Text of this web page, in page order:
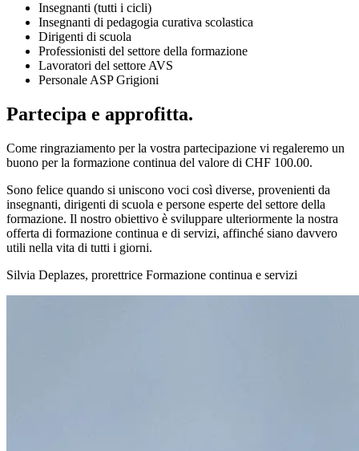
Insegnanti (tutti i cicli)
Insegnanti di pedagogia curativa scolastica
Dirigenti di scuola
Professionisti del settore della formazione
Lavoratori del settore AVS
Personale ASP Grigioni
Partecipa e approfitta.
Come ringraziamento per la vostra partecipazione vi regaleremo un
buono per la formazione continua del valore di CHF 100.00.
Sono felice quando si uniscono voci così diverse, provenienti da
insegnanti, dirigenti di scuola e persone esperte del settore della
formazione. Il nostro obiettivo è sviluppare ulteriormente la nostra
offerta di formazione continua e di servizi, affinché siano davvero
utili nella vita di tutti i giorni.
Silvia Deplazes, prorettrice Formazione continua e servizi